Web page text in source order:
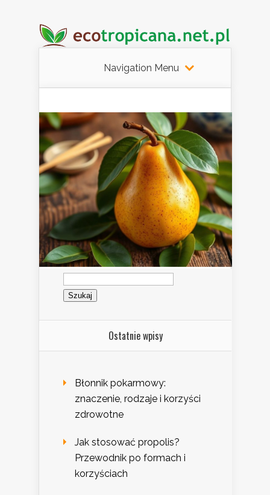
Navigation Menu
Szukaj:
Ostatnie wpisy
Błonnik pokarmowy:
znaczenie, rodzaje i korzyści
zdrowotne
Jak stosować propolis?
Przewodnik po formach i
korzyściach